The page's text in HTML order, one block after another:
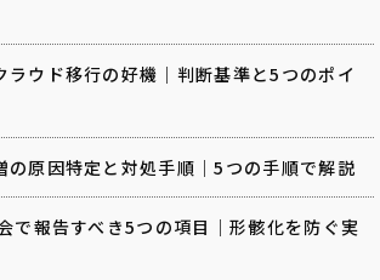
ラウド移行の好機｜判断基準と5つのポイ
の原因特定と対処手順｜5つの手順で解説
で報告すべき5つの項目｜形骸化を防ぐ実